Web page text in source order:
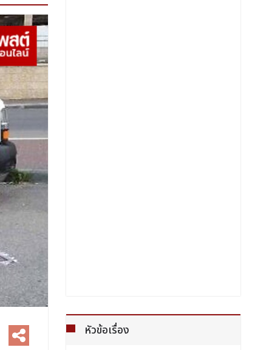
หัวข้อเรื่อง